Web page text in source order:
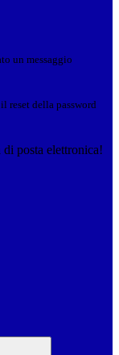
un messaggio
reset della password
posta elettronica!